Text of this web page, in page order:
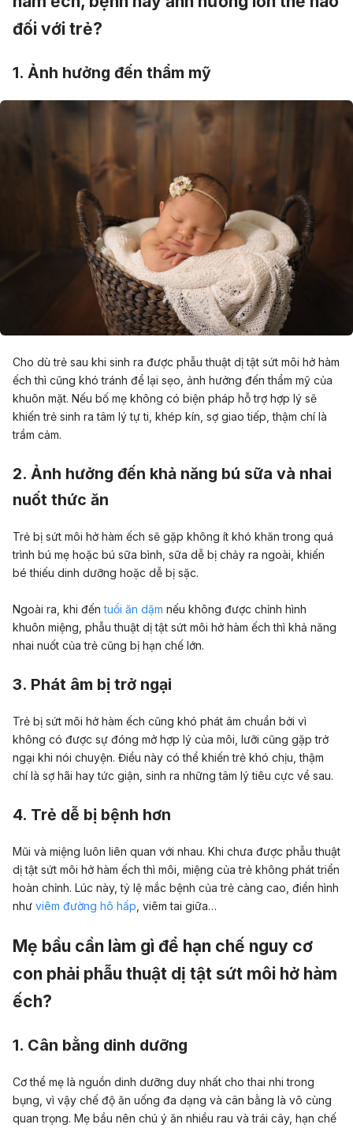
đối với trẻ?
1. Ảnh hưởng đến thẩm mỹ
Cho dù trẻ sau khi sinh ra được phẫu thuật dị tật sứt môi hở hàm
ếch thì cũng khó tránh để lại sẹo, ảnh hưởng đến thẩm mỹ của
khuôn mặt. Nếu bố mẹ không có biện pháp hỗ trợ hợp lý sẽ
khiến trẻ sinh ra tâm lý tự ti, khép kín, sợ giao tiếp, thậm chí là
trầm cảm.
2. Ảnh hưởng đến khả năng bú sữa và nhai
nuốt thức ăn
Trẻ bị sứt môi hở hàm ếch sẽ gặp không ít khó khăn trong quá
trình bú mẹ hoặc bú sữa bình, sữa dễ bị chảy ra ngoài, khiến
bé thiếu dinh dưỡng hoặc dễ bị sặc.
Ngoài ra, khi đếntuổi ăn dặm nếu không được chỉnh hình
khuôn miệng, phẫu thuật dị tật sứt môi hở hàm ếch thì khả năng
nhai nuốt của trẻ cũng bị hạn chế lớn.
3. Phát âm bị trở ngại
Trẻ bị sứt môi hở hàm ếch cũng khó phát âm chuẩn bởi vì
không có được sự đóng mở hợp lý của môi, lưỡi cũng gặp trở
ngại khi nói chuyện. Điều này có thể khiến trẻ khó chịu, thậm
chí là sợ hãi hay tức giận, sinh ra những tâm lý tiêu cực về sau.
4. Trẻ dễ bị bệnh hơn
Mũi và miệng luôn liên quan với nhau. Khi chưa được phẫu thuật
dị tật sứt môi hở hàm ếch thì môi, miệng của trẻ không phát triển
hoàn chỉnh. Lúc này, tỷ lệ mắc bệnh của trẻ càng cao, điển hình
như viêm đường hô hấp , viêm tai giữa…
Mẹ bầu cần làm gì để hạn chế nguy cơ
con phải phẫu thuật dị tật sứt môi hở hàm
ếch?
1. Cân bằng dinh dưỡng
Cơ thể mẹ là nguồn dinh dưỡng duy nhất cho thai nhi trong
bụng, vì vậy chế độ ăn uống đa dạng và cân bằng là vô cùng
quan trọng. Mẹ bầu nên chú ý ăn nhiều rau và trái cây, hạn chế